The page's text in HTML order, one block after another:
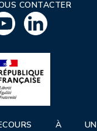
CONTACTER
À UN